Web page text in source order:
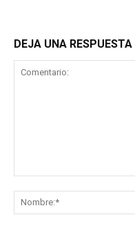
DEJA UNA RESPUESTA